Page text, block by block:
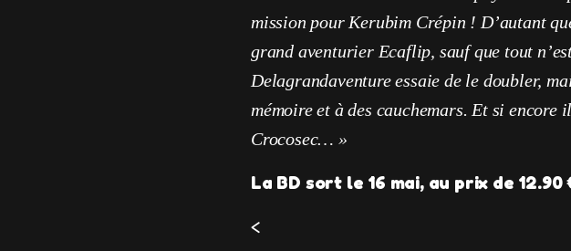
mission pour Kerubim Crépin ! D’autant
grand aventurier Ecaflip, sauf que tout
Delagrandaventure essaie de le doubler,
mémoire et à des cauchemars. Et si
Crocosec… »
La BD sort le 16 mai, au prix de 12.90
<